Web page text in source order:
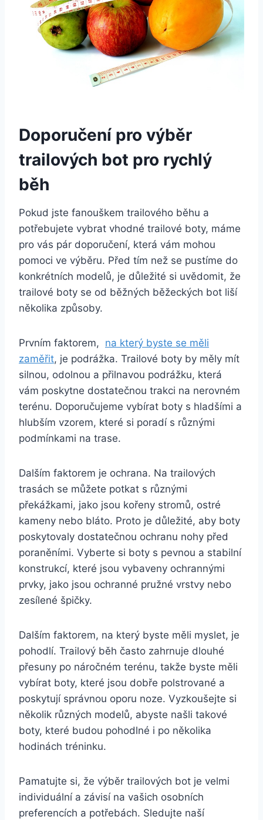
Doporučení pro výběr
trailových bot pro rychlý
běh
Pokud jste fanouškem trailového běhu a‍
potřebujete ⁤vybrat vhodné trailové boty, máme
pro vás pár doporučení, ​která vám mohou
‌pomoci⁣ ve výběru. Před tím než se pustíme do
⁢konkrétních modelů,⁤ je důležité ⁤si uvědomit, že
trailové boty⁤ se od běžných běžeckých bot liší
několika‌ způsoby.
Prvním faktorem, ⁢ na ⁤který byste ⁢se měli
zaměřit, je podrážka. Trailové ⁣boty by⁢ měly mít
silnou, odolnou a​ přilnavou podrážku, která
vám poskytne dostatečnou ‍trakci na nerovném
terénu. Doporučujeme vybírat boty s ⁤hladšími a
hlubším vzorem, které si ⁤poradí s ⁤různými
podmínkami ‍na trase.
Dalším faktorem je⁣ ochrana. Na trailových ​
trasách se můžete potkat⁣ s různými ​
překážkami, jako jsou kořeny ​stromů, ostré
kameny nebo bláto. ‌Proto‌ je důležité, aby boty
poskytovaly dostatečnou​ ochranu nohy před
poraněními. Vyberte si boty s pevnou a ⁢stabilní
konstrukcí, které jsou vybaveny ⁣ochrannými
prvky, jako jsou ochranné⁣ pružné ⁤vrstvy nebo
zesílené ⁣špičky.
Dalším faktorem,‍ na ‌který byste měli myslet, je
pohodlí. ⁣Trailový běh často zahrnuje ⁢dlouhé⁣
přesuny po náročném terénu, takže byste měli
vybírat boty, které⁣ jsou ‍dobře polstrované a
poskytují správnou oporu noze.‌ Vyzkoušejte‌ si⁢
několik ​různých‍ modelů, abyste našli takové
boty, ⁣které ⁢budou‍ pohodlné i po několika
hodinách tréninku.
Pamatujte ‌si,⁢ že výběr ‍trailových bot je velmi
individuální a ⁣závisí na vašich osobních
‍preferencích a​ potřebách. Sledujte naší​